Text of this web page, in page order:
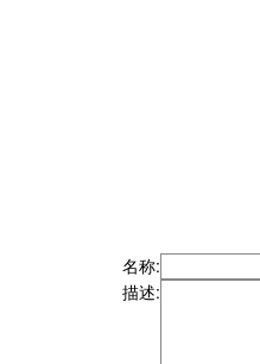
名称:
描述: